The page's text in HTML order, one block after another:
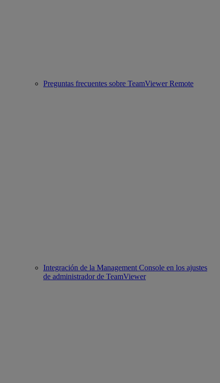
Preguntas frecuentes sobre TeamViewer Remote
Integración de la Management Console en los ajustes
de administrador de TeamViewer